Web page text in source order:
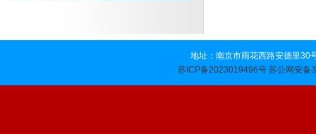
地址：南京市雨花西路安德里
苏ICP备2023019496号 苏公网安备